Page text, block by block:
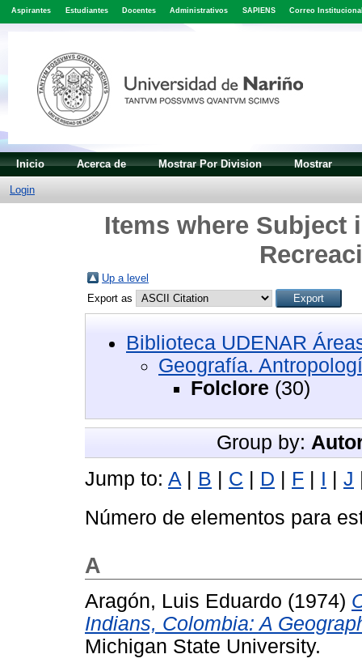
Aspirantes Estudiantes Docentes Administrativos SAPIENS Correo
Inicio Acerca de Mostrar Por Division Mostrar
Login
Items where Subject
Up a level
Export as
Biblioteca UDENAR
Geografía.
Folclore (30)
Group by:
Jump to: A B C D F I J
Número de elementos para
A
Aragón, Luis Eduardo (1974)
Indians, Colombia: A
Michigan State University.